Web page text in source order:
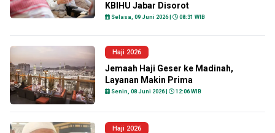
KBIHU Jabar Disorot
Selasa, 09 Juni 2026 | 08:31 WIB
Haji 2026
Jemaah Haji Geser ke Madinah,
Layanan Makin Prima
Senin, 08 Juni 2026 | 12:06 WIB
Haji 2026